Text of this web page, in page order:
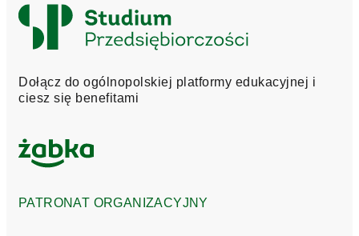
Logo
Studium
Dołącz do ogólnopolskiej platformy edukacyjnej i
ciesz się benefitami
PATRONAT ORGANIZACYJNY